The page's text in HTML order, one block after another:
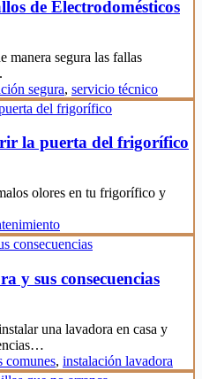
de Electrodomésticos
manera segura las fallas
segura, servicio técnico
la puerta del frigorífico
olores en tu frigorífico y
y sus consecuencias
una lavadora en casa y
comunes, instalación lavadora